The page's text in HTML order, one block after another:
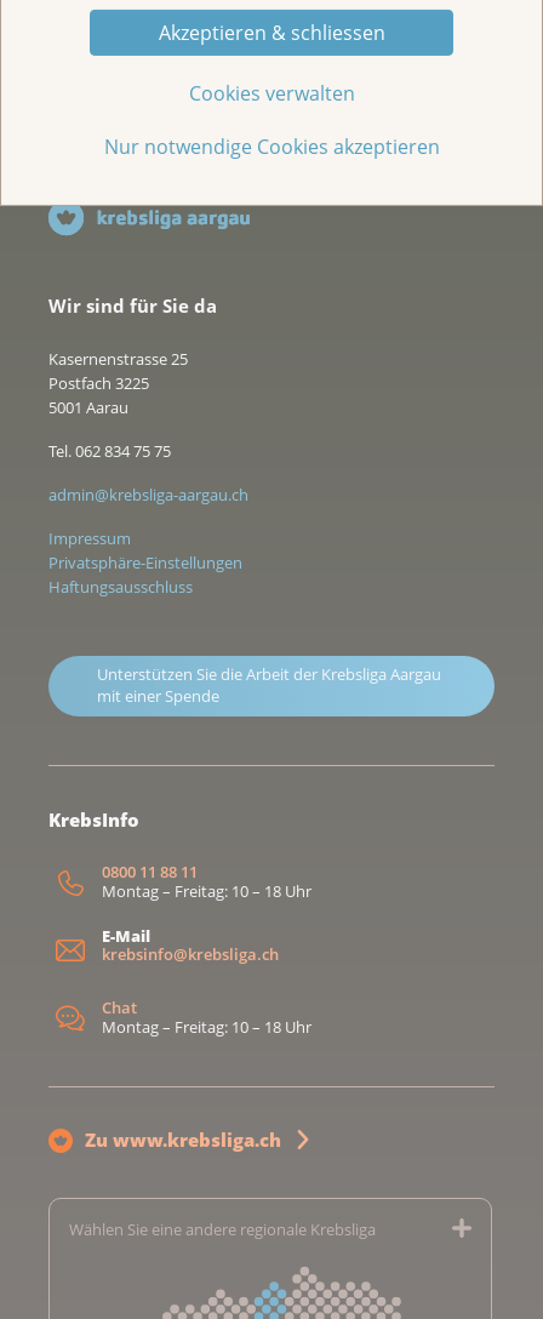
Akzeptieren & schliessen
Cookies verwalten
Nur notwendige Cookies akzeptieren
Jede Geschichte zählt
Wir sind für Sie da
Kasernenstrasse 25
Postfach 3225
5001 Aarau
Tel. 062 834 75 75
admin@krebsliga-aargau.ch
Impressum
Privatsphäre-Einstellungen
Haftungsausschluss
Unterstützen Sie die Arbeit der Krebsliga Aargau
mit einer Spende
KrebsInfo
0800 11 88 11
Montag – Freitag: 10 – 18 Uhr
E-Mail
krebsinfo@krebsliga.ch
Chat
Montag – Freitag: 10 – 18 Uhr
Zu www.krebsliga.ch
Wählen Sie eine andere regionale Krebsliga